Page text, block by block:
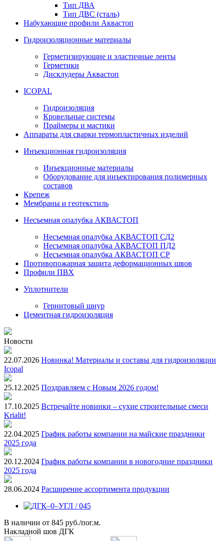
Тип ДВА
Тип ДВС (сталь)
Набухающие профили Аквастоп
Гидроизоляционные материалы
Герметизирующие и эластичные ленты
Герметики
Дисклудеры Аквастоп
ICOPAL
Гидроизоляция
Кровельные системы
Праймеры и мастики
Аппараты для сварки термопластичных изделий
Инъекционная гидроизоляция
Инъекционные материалы
Оборудование для инъектирования полимерных
составов
Крепеж
Мембраны и геотекстиль
Несъемная опалубка АКВАСТОП
Несъемная опалубка АКВАСТОП СД2
Несъемная опалубка АКВАСТОП ПД2
Несъемная опалубка АКВАСТОП СР
Противопожарная защита деформационных швов
Профили ПВХ
Уплотнители
Гернитовый шнур
Цементная гидроизоляция
Новости
22.07.2026 Новинка! Материалы и составы для гидроизоляции
Icopal
25.12.2025 Поздравляем с Новым 2026 годом!
17.10.2025 Встречайте новинки – сухие строительные смеси
Krialit!
22.04.2025 График работы компании на майские праздники
2025 года
20.12.2024 График работы компании в новогодние праздники
2025 года
28.06.2024 Расширение ассортимента продукции
В наличии от 845 руб./пог.м.
Накладной шов ДГК